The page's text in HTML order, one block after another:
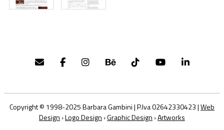
Copyright © 1998-2025 Barbara Gambini | P.Iva 02642330423 |Web
Design ›Logo Design ›Graphic Design ›Artworks